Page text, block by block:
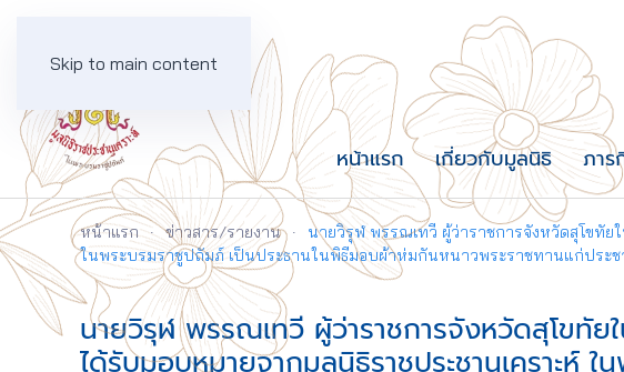
Skip to main content
หน้าแรก เกี่ยวกับมูลนิธิ ภา
หน้าแรก ข่าวสาร/รายงาน
นายวิรุฬ พรรณเทวี ผู้ว่าราชการจังหวัดสุโขทัย
ในพระบรมราชูปถัมภ์ เป็นประธานในพิธีมอบผ้าห่มกันหนาวพระราชทานแก่ประ
นายวิรุฬ พรรณเทวี ผู้ว่าราชการจังหวัดสุโขทัยใ
ได้รับมอบหมายจากมูลนิธิราชประชานุเคราะห์